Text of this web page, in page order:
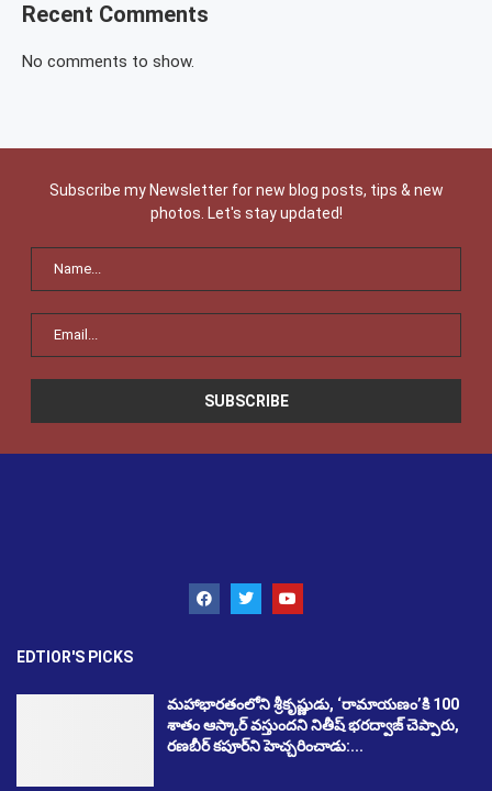
Recent Comments
No comments to show.
Subscribe my Newsletter for new blog posts, tips & new
photos. Let's stay updated!
EDTIOR'S PICKS
మహాభారతంలోని శ్రీకృష్ణుడు, ‘రామాయణం’కి 100
శాతం ఆస్కార్ వస్తుందని నితీష్ భరద్వాజ్ చెప్పారు,
రణబీర్ కపూర్‌ని హెచ్చరించాడు:...